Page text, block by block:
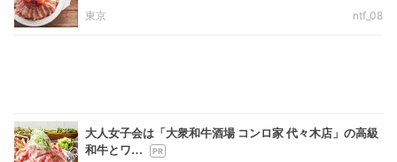
東京
ntf_08
大人女子会は「大衆和牛酒場 コンロ家 代々木店」の高級
和牛とワ…